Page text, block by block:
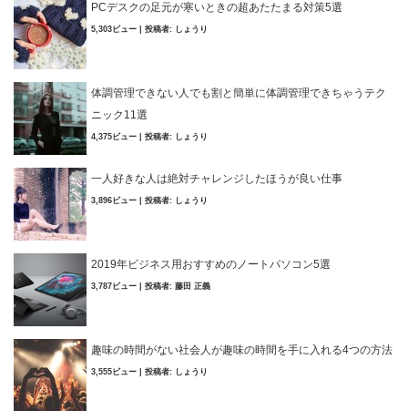
PCデスクの足元が寒いときの超あたたまる対策5選
5,303ビュー 投稿者: しょうり
体調管理できない人でも割と簡単に体調管理できちゃうテク
ニック11選
4,375ビュー 投稿者: しょうり
一人好きな人は絶対チャレンジしたほうが良い仕事
3,896ビュー 投稿者: しょうり
2019年ビジネス用おすすめのノートパソコン5選
3,787ビュー 投稿者: 藤田 正義
趣味の時間がない社会人が趣味の時間を手に入れる4つの方法
3,555ビュー 投稿者: しょうり